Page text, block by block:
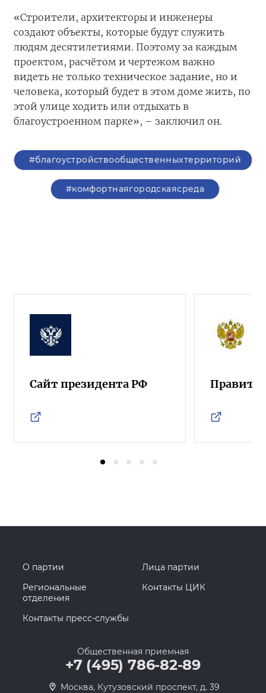
«Строители, архитекторы и инженеры
создают объекты, которые будут служить
людям десятилетиями. Поэтому за каждым
проектом, расчётом и чертежом важно
видеть не только техническое задание, но и
человека, который будет в этом доме жить, по
этой улице ходить или отдыхать в
благоустроенном парке», – заключил он.
#благоустройствообщественныхтерриторий
#комфортнаягородскаясреда
Сайт президента РФ
О партии
Лица партии
Региональные
отделения
Контакты ЦИК
Контакты пресс-службы
Общественная приемная
+7 (495) 786-82-89
Москва, Кутузовский проспект, д. 39